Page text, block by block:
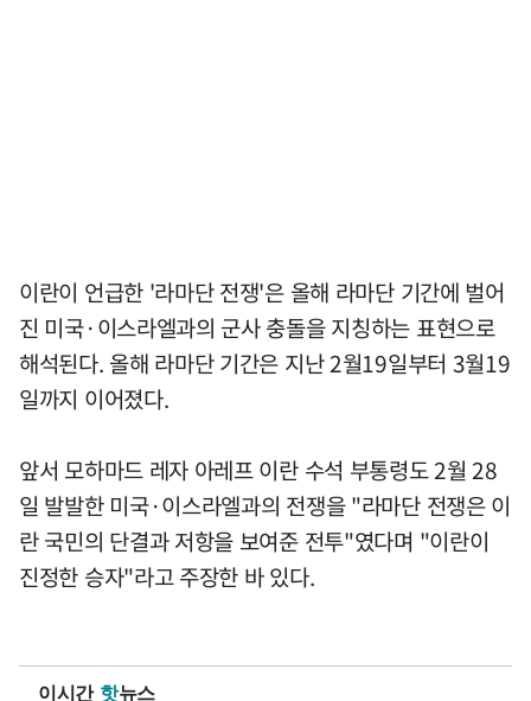
이란이 언급한 '라마단 전쟁'은 올해 라마단 기간에 벌어
진 미국·이스라엘과의 군사 충돌을 지칭하는 표현으로
해석된다. 올해 라마단 기간은 지난 2월19일부터 3월19
일까지 이어졌다.
앞서 모하마드 레자 아레프 이란 수석 부통령도 2월 28
일 발발한 미국·이스라엘과의 전쟁을 "라마단 전쟁은 이
란 국민의 단결과 저항을 보여준 전투"였다며 "이란이
진정한 승자"라고 주장한 바 있다.
이시간 핫뉴스